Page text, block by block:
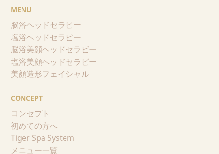
MENU
脳浴ヘッドセラピー
塩浴ヘッドセラピー
脳浴美顔ヘッドセラピー
塩浴美顔ヘッドセラピー
美顔造形フェイシャル
CONCEPT
コンセプト
初めての方へ
Tiger Spa System
メニュー一覧